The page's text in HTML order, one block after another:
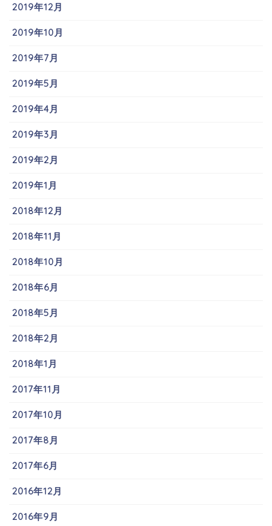
2019年12月
2019年10月
2019年7月
2019年5月
2019年4月
2019年3月
2019年2月
2019年1月
2018年12月
2018年11月
2018年10月
2018年6月
2018年5月
2018年2月
2018年1月
2017年11月
2017年10月
2017年8月
2017年6月
2016年12月
2016年9月